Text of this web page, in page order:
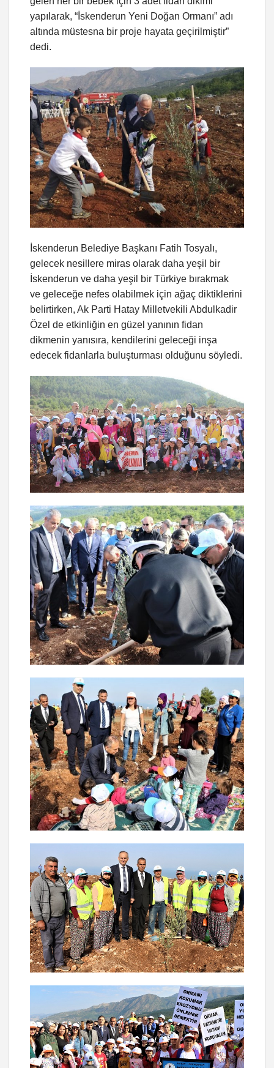
yapılarak, “İskenderun Yeni Doğan Ormanı” adı
altında müstesna bir proje hayata geçirilmiştir”
dedi.
İskenderun Belediye Başkanı Fatih Tosyalı,
gelecek nesillere miras olarak daha yeşil bir
İskenderun ve daha yeşil bir Türkiye bırakmak
ve geleceğe nefes olabilmek için ağaç diktiklerini
belirtirken, Ak Parti Hatay Milletvekili Abdulkadir
Özel de etkinliğin en güzel yanının fidan
dikmenin yanısıra, kendilerini geleceği inşa
edecek fidanlarla buluşturması olduğunu söyledi.